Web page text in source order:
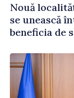
Nouă
se unească
beneficia de